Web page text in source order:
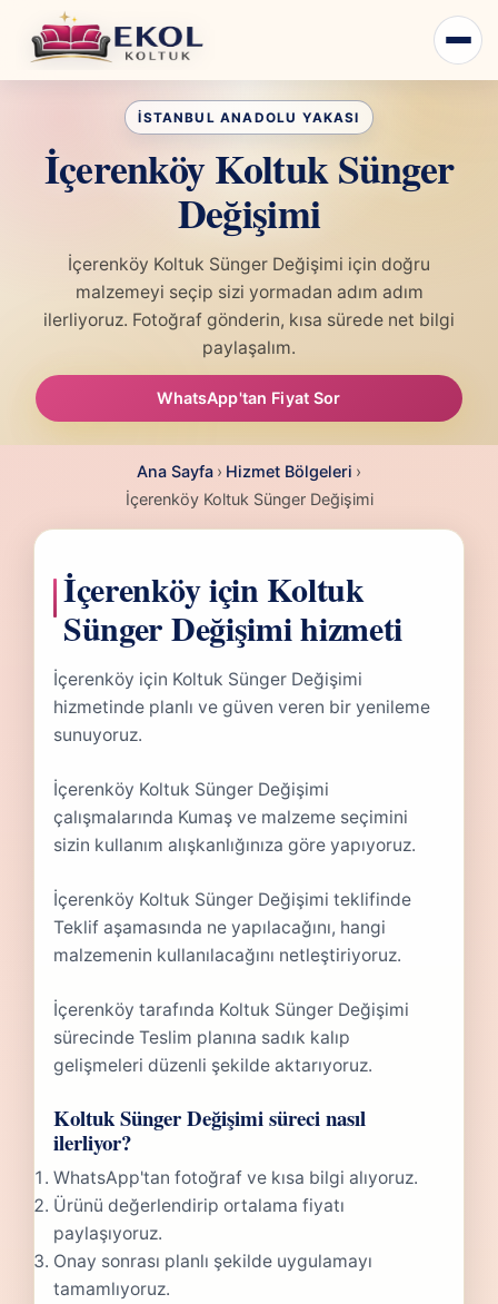
İçerenköy Koltuk Sünger
Değişimi
İçerenköy Koltuk Sünger Değişimi için doğru
malzemeyi seçip sizi yormadan adım adım
ilerliyoruz. Fotoğraf gönderin, kısa sürede net bilgi
paylaşalım.
WhatsApp'tan Fiyat Sor
Ana Sayfa › Hizmet Bölgeleri ›
İçerenköy Koltuk Sünger Değişimi
İçerenköy için Koltuk
Sünger Değişimi hizmeti
İçerenköy için Koltuk Sünger Değişimi
hizmetinde planlı ve güven veren bir yenileme
sunuyoruz.
İçerenköy Koltuk Sünger Değişimi
çalışmalarında Kumaş ve malzeme seçimini
sizin kullanım alışkanlığınıza göre yapıyoruz.
İçerenköy Koltuk Sünger Değişimi teklifinde
Teklif aşamasında ne yapılacağını, hangi
malzemenin kullanılacağını netleştiriyoruz.
İçerenköy tarafında Koltuk Sünger Değişimi
sürecinde Teslim planına sadık kalıp
gelişmeleri düzenli şekilde aktarıyoruz.
Koltuk Sünger Değişimi süreci nasıl
ilerliyor?
WhatsApp'tan fotoğraf ve kısa bilgi alıyoruz.
Ürünü değerlendirip ortalama fiyatı
paylaşıyoruz.
Onay sonrası planlı şekilde uygulamayı
tamamlıyoruz.